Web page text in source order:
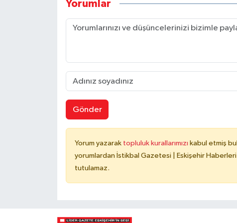
Yorumlar
Gönder
Yorum yazarak topluluk kurallarımızı kabul etmiş
yorumlardan İstikbal Gazetesi | Eskişehir
tutulamaz.